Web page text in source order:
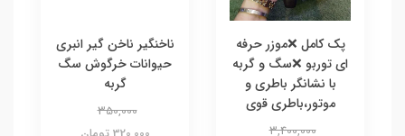
پک کامل ❌موزر حرفه
ای توربو ❌سگ و گربه
با نشانگر باطری و
موتور،باطری قوی
3,400,000
ناخنگیر ناخن گیر انبری
حیوانات خرگوش سگ
گربه
350,000